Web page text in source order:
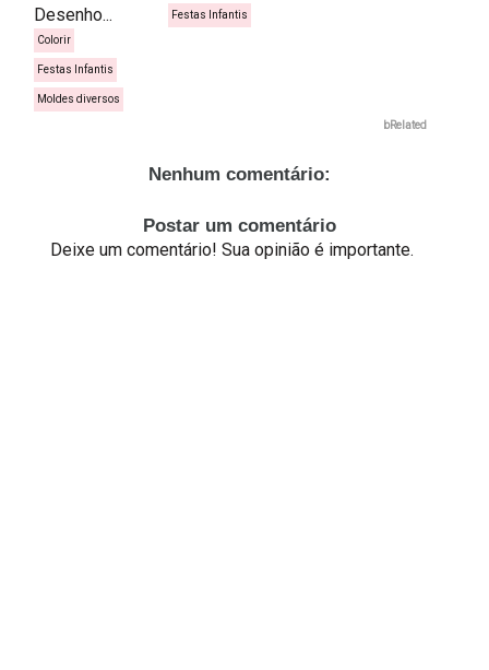
Desenho...
Colorir
Festas Infantis
Moldes diversos
Festas Infantis
bRelated
Nenhum comentário:
Postar um comentário
Deixe um comentário! Sua opinião é importante.